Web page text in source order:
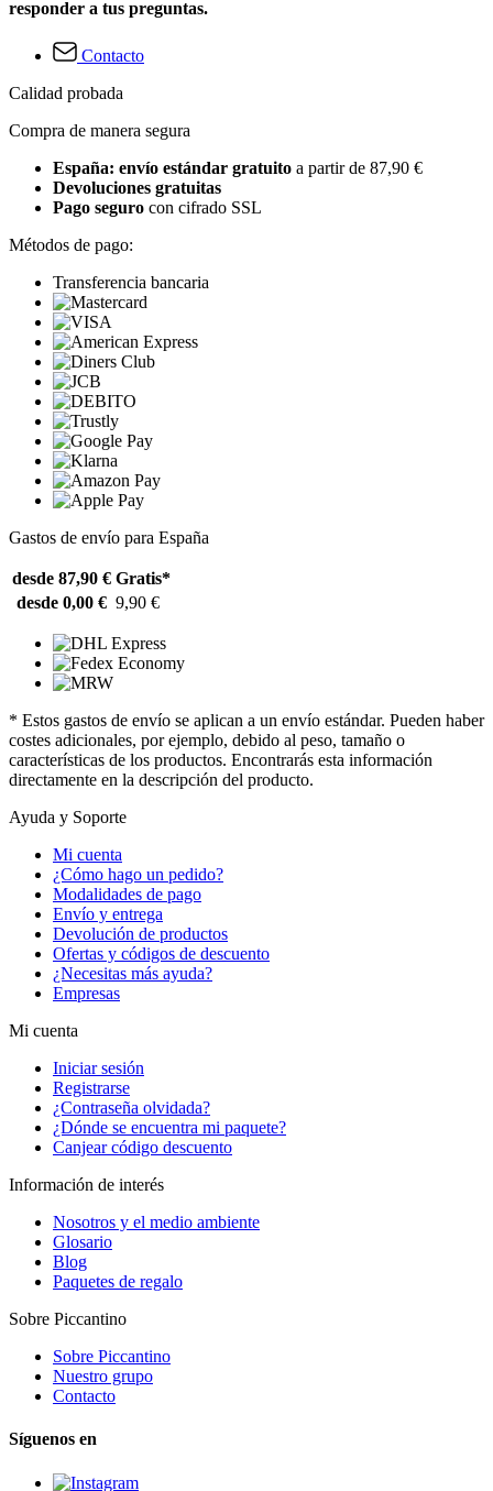
responder a tus preguntas.
Contacto
Calidad probada
Compra de manera segura
España: envío estándar gratuito a partir de 87,90 €
Devoluciones gratuitas
Pago seguro con cifrado SSL
Métodos de pago:
Transferencia bancaria
Gastos de envío para España
desde 87,90 € Gratis*
desde 0,00 € 9,90 €
* Estos gastos de envío se aplican a un envío estándar. Pueden haber
costes adicionales, por ejemplo, debido al peso, tamaño o
características de los productos. Encontrarás esta información
directamente en la descripción del producto.
Ayuda y Soporte
Mi cuenta
¿Cómo hago un pedido?
Modalidades de pago
Envío y entrega
Devolución de productos
Ofertas y códigos de descuento
¿Necesitas más ayuda?
Empresas
Mi cuenta
Iniciar sesión
Registrarse
¿Contraseña olvidada?
¿Dónde se encuentra mi paquete?
Canjear código descuento
Información de interés
Nosotros y el medio ambiente
Glosario
Blog
Paquetes de regalo
Sobre Piccantino
Sobre Piccantino
Nuestro grupo
Contacto
Síguenos en